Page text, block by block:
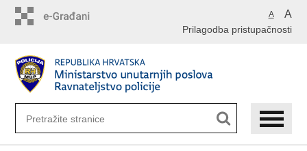
A A
Prilagodba pristupačnosti